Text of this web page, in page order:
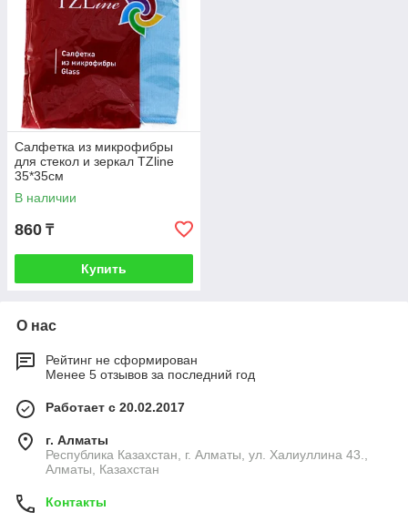
Салфетка из микрофибры
для стекол и зеркал TZline
35*35см
В наличии
860 ₸
Купить
О нас
Рейтинг не сформирован
Менее 5 отзывов за последний год
Работает с 20.02.2017
г. Алматы
Республика Казахстан, г. Алматы, ул. Халиуллина 43.,
Алматы, Казахстан
Контакты